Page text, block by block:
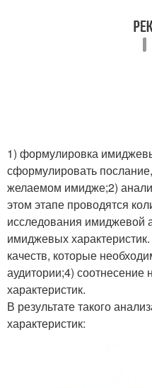
1) формулировка
сформулировать
желаемом имидже;2)
этом этапе проводятся
исследования имиджевой
имиджевых
качеств, которые
аудитории;4)
характеристик.
В результате такого
характеристик: